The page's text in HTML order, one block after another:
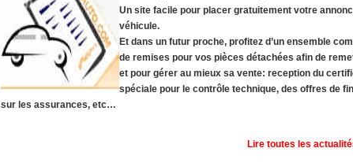
Un site facile pour placer gratuitement votre
véhicule.
Et dans un futur proche, profitez d’un ensemble
de remises pour vos pièces détachées afin de
et pour gérer au mieux sa vente: reception du
spéciale pour le contrôle technique, des offres de
sur les assurances, etc…
Lire toutes les